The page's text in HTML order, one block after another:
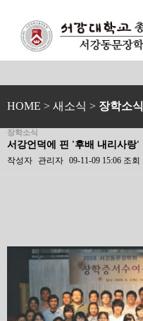
HOME > 새소식 > 장학소식
장학소식
서강언덕에 핀 '후배 내리사랑'
작성자 관리자 09-11-09 15:06 조회